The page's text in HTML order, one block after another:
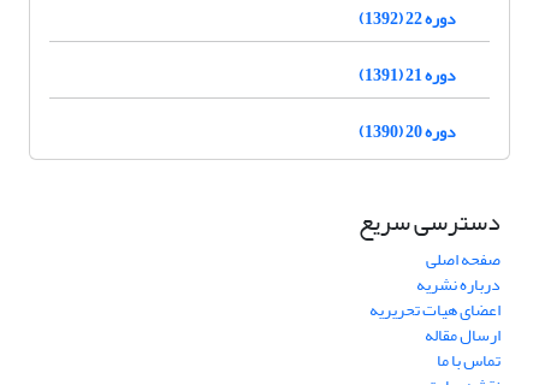
دوره 22 (1392)
دوره 21 (1391)
دوره 20 (1390)
دسترسی سریع
صفحه اصلی
درباره نشریه
اعضای هیات تحریریه
ارسال مقاله
تماس با ما